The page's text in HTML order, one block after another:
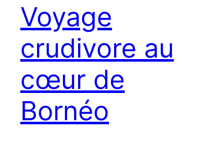
Voyage
crudivore au
cœur de
Bornéo